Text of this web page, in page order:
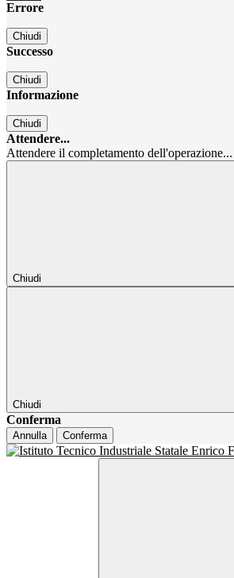
Errore
Chiudi
Successo
Chiudi
Informazione
Chiudi
Attendere...
Attendere il completamento dell'operazione...
Chiudi
Chiudi
Conferma
Annulla Conferma